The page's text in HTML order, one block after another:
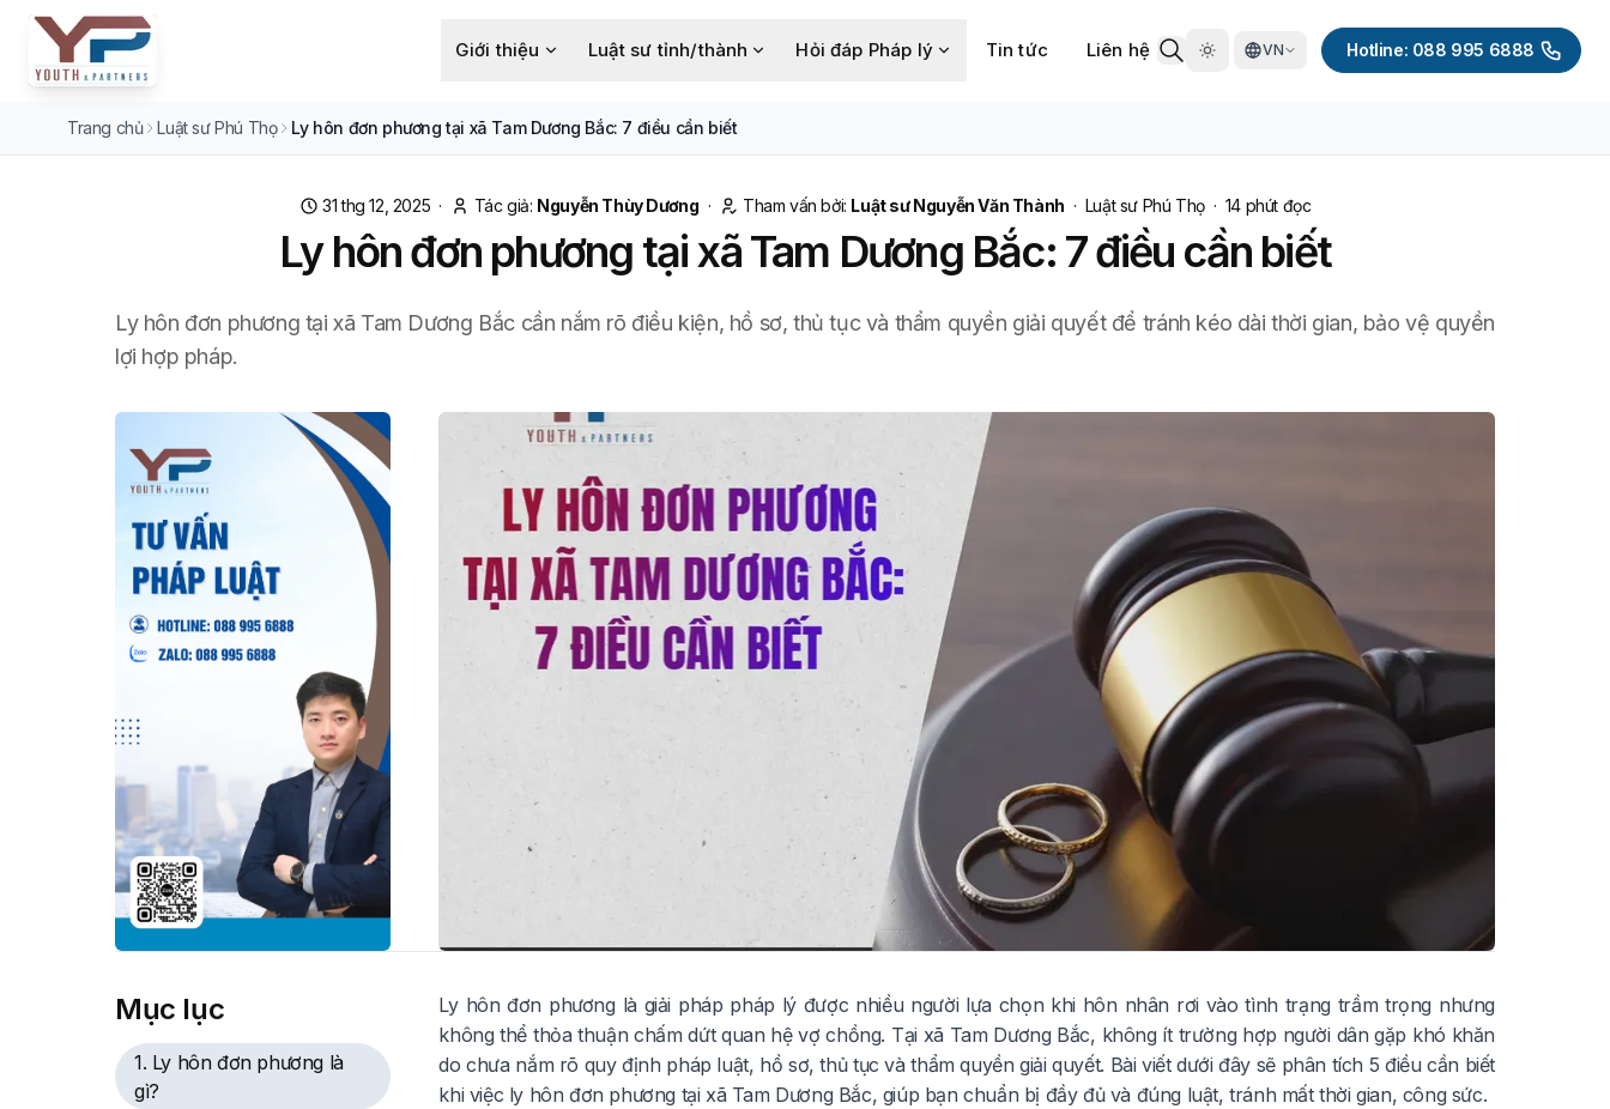
Giới thiệu Luật sư tỉnh/thành Hỏi đáp Pháp lý Tin tức Liên hệ VN Hotline: 088 995 6888
Trang chủ Luật sư Phú Thọ Ly hôn đơn phương tại xã Tam Dương Bắc: 7 điều cần biết
31 thg 12, 2025 · Tác giả: Nguyễn Thùy Dương · Tham vấn bởi: Luật sư Nguyễn Văn Thành · Luật sư Phú Thọ· 14 phút đọc
Ly hôn đơn phương tại xã Tam Dương Bắc: 7 điều cần biết
Ly hôn đơn phương tại xã Tam Dương Bắc cần nắm rõ điều kiện, hồ sơ, thủ tục và thẩm quyền giải quyết để tránh kéo dài thời gian, bảo vệ quyền
lợi hợp pháp.
Mục lục
1. Ly hôn đơn phương là
gì?
Ly hôn đơn phương là giải pháp pháp lý được nhiều người lựa chọn khi hôn nhân rơi vào tình trạng trầm trọng nhưng
không thể thỏa thuận chấm dứt quan hệ vợ chồng. Tại xã Tam Dương Bắc, không ít trường hợp người dân gặp khó khăn
do chưa nắm rõ quy định pháp luật, hồ sơ, thủ tục và thẩm quyền giải quyết. Bài viết dưới đây sẽ phân tích 5 điều cần biết
khi việc ly hôn đơn phương tại xã Tam Dương Bắc, giúp bạn chuẩn bị đầy đủ và đúng luật, tránh mất thời gian, công sức.